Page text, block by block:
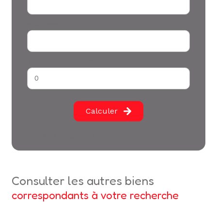
Calculer
consulter les autres biens
correspondants à votre recherche